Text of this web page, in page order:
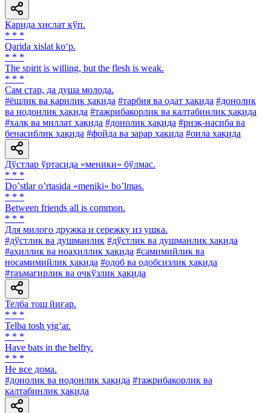
Қарида хислат кўп.
* * *
Qarida xislat ko‘p.
* * *
The spirit is willing, but the flesh is weak.
* * *
Сам стар, да душа молода.
#ёшлик ва қарилик ҳақида #тарбия ва одат ҳақида #донолик
ва нодонлик ҳақида #тажрибакорлик ва калтабинлик ҳақида
#халқ ва миллат ҳақида #донолик ҳақида #ризқ-насиба ва
бенасиблик ҳақида #фойда ва зарар ҳақида #оила ҳақида
Дўстлар ўртасида «меники» бўлмас.
* * *
Doʼstlar oʼrtasida «meniki» boʼlmas.
* * *
Between friends all is common.
* * *
Для милого дружка и сережку из ушка.
#дўстлик ва душманлик #дўстлик ва душманлик ҳақида
#аҳиллик ва ноаҳиллик ҳақида #самимийлик ва
носамимийлик ҳақида #одоб ва одобсизлик ҳақида
#таъмагирлик ва очкўзлик ҳақида
Телба тош йиғар.
* * *
Telba tosh yig‘ar.
* * *
Have bats in the belfry.
* * *
He все дома.
#донолик ва нодонлик ҳақида #тажрибакорлик ва
калтабинлик ҳақида